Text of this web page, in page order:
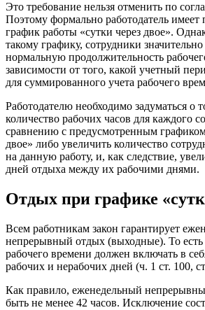
Это требование нельзя отменить по
Поэтому формально работодатель имеет
график работы «сутки через двое».
такому графику, сотрудники
нормальную продолжительность
зависимости от того, какой учетный
для суммированного учета рабочего
Работодателю необходимо задуматься о
количество рабочих часов для каждого
сравнению с предусмотренным
двое» либо увеличить количество
на данную работу, и, как следствие,
дней отдыха между их рабочими днями.
Отдых при графике
Всем работникам закон гарантирует
непрерывный отдых (выходные). То
рабочего времени должен включать в
рабочих и нерабочих дней (ч. 1 ст. 100,
Как правило, еженедельный
быть не менее 42 часов. Исключение